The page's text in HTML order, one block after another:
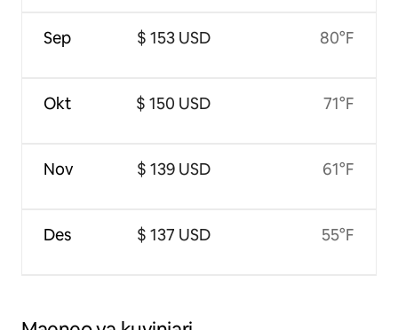
Sep
Okt
Nov
Des
$ 153 USD
$ 150 USD
$ 139 USD
$ 137 USD
80°F
71°F
61°F
55°F